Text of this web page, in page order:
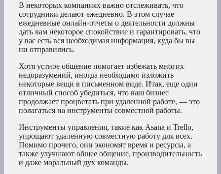
В некоторых компаниях важно отслеживать, что
сотрудники делают ежедневно. В этом случае
ежедневные онлайн-отчеты о деятельности должны
дать вам некоторое спокойствие и гарантировать, что
у вас есть вся необходимая информация, куда бы вы
ни отправились.
Хотя устное общение помогает избежать многих
недоразумений, иногда необходимо изложить
некоторые вещи в письменном виде. Итак, еще один
отличный способ убедиться, что ваш бизнес
продолжает процветать при удаленной работе, — это
полагаться на инструменты совместной работы.
Инструменты управления, такие как Asana и Trello,
упрощают удаленную совместную работу для всех.
Помимо прочего, они экономят время и ресурсы, а
также улучшают общее общение, производительность
и даже моральный дух команды.